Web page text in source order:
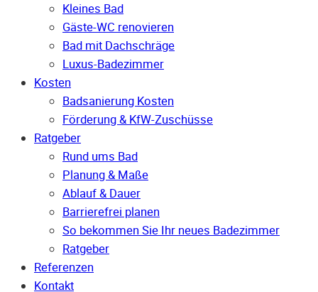
Kleines Bad
Gäste-WC renovieren
Bad mit Dachschräge
Luxus-Badezimmer
Kosten
Badsanierung Kosten
Förderung & KfW-Zuschüsse
Ratgeber
Rund ums Bad
Planung & Maße
Ablauf & Dauer
Barrierefrei planen
So bekommen Sie Ihr neues Badezimmer
Ratgeber
Referenzen
Kontakt